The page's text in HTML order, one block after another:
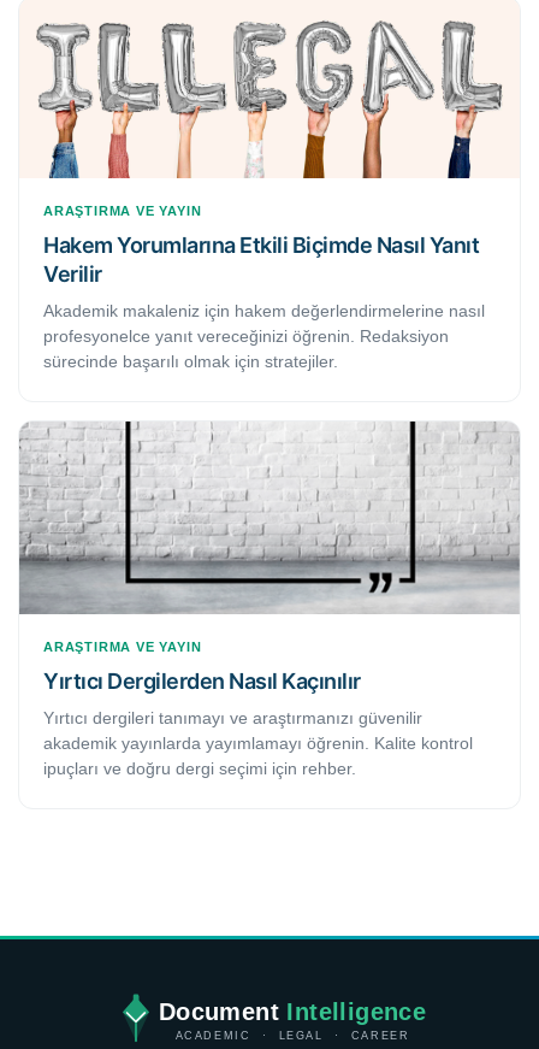
ARAŞTIRMA VE YAYIN
Hakem Yorumlarına Etkili Biçimde Nasıl Yanıt
Verilir
Akademik makaleniz için hakem değerlendirmelerine nasıl
profesyonelce yanıt vereceğinizi öğrenin. Redaksiyon
sürecinde başarılı olmak için stratejiler.
ARAŞTIRMA VE YAYIN
Yırtıcı Dergilerden Nasıl Kaçınılır
Yırtıcı dergileri tanımayı ve araştırmanızı güvenilir
akademik yayınlarda yayımlamayı öğrenin. Kalite kontrol
ipuçları ve doğru dergi seçimi için rehber.
Document Intelligence
ACADEMIC · LEGAL · CAREER